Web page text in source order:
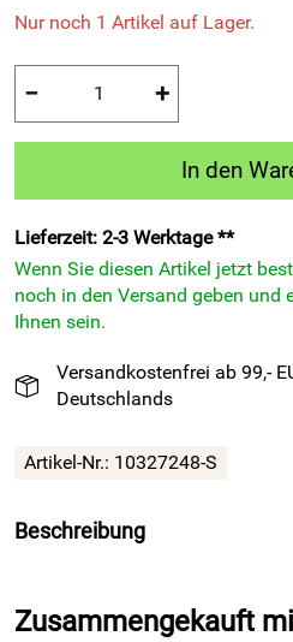
Nur noch 1 Artikel auf Lager.
− +
In den
Lieferzeit: 2-3 Werktage **
Wenn Sie diesen Artikel jetzt
noch in den Versand geben und
Ihnen sein.
Versandkostenfrei ab 99,-
Deutschlands
Artikel-Nr.: 10327248-S
Beschreibung
für Training und Präsentation
Tragegefühl und sportlicher
Zusammengekauft